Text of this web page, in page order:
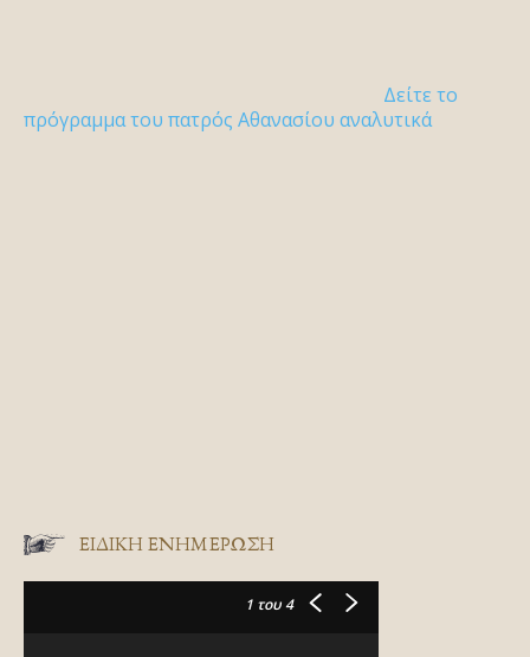
Δείτε το
πρόγραμμα του πατρός Αθανασίου αναλυτικά
ΕΙΔΙΚΉ ΕΝΗΜΈΡΩΣΗ
1 του 4